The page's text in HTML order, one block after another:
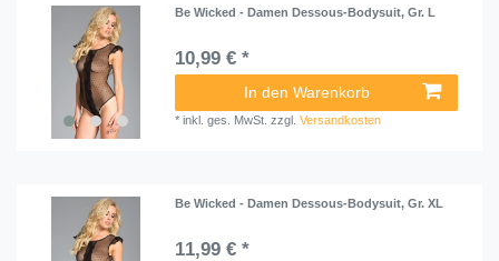
Be Wicked - Damen Dessous-Bodysuit, Gr. L
10,99 € *
In den Warenkorb
*inkl. ges. MwSt. zzgl.Versandkosten
Be Wicked - Damen Dessous-Bodysuit, Gr. XL
11,99 € *